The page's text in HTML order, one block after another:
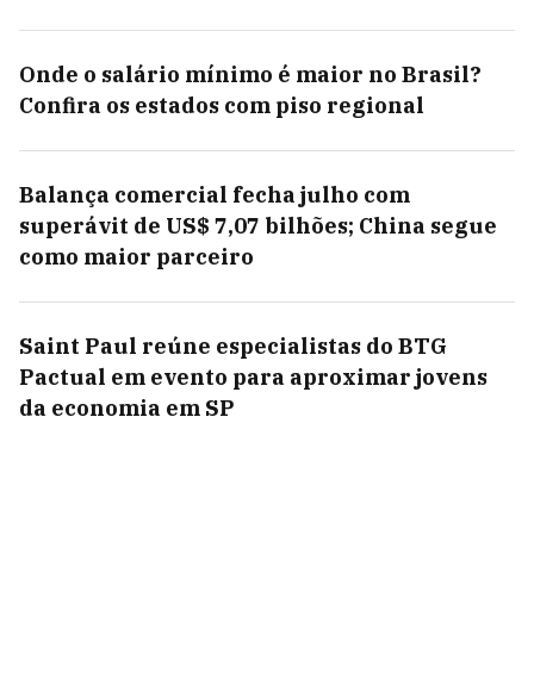
Onde o salário mínimo é maior no Brasil?
Confira os estados com piso regional
Balança comercial fecha julho com
superávit de US$ 7,07 bilhões; China segue
como maior parceiro
Saint Paul reúne especialistas do BTG
Pactual em evento para aproximar jovens
da economia em SP